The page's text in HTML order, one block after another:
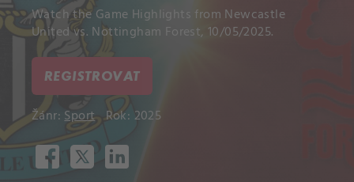
Watch the Game Highlights from Newcastle
United vs. Nottingham Forest, 10/05/2025.
REGISTROVAT
Žánr:Sport Rok: 2025